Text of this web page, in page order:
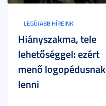
LEGÚJABB HÍREINK
Hiányszakma, tele
lehetőséggel: ezért
menő logopédusnak
lenni